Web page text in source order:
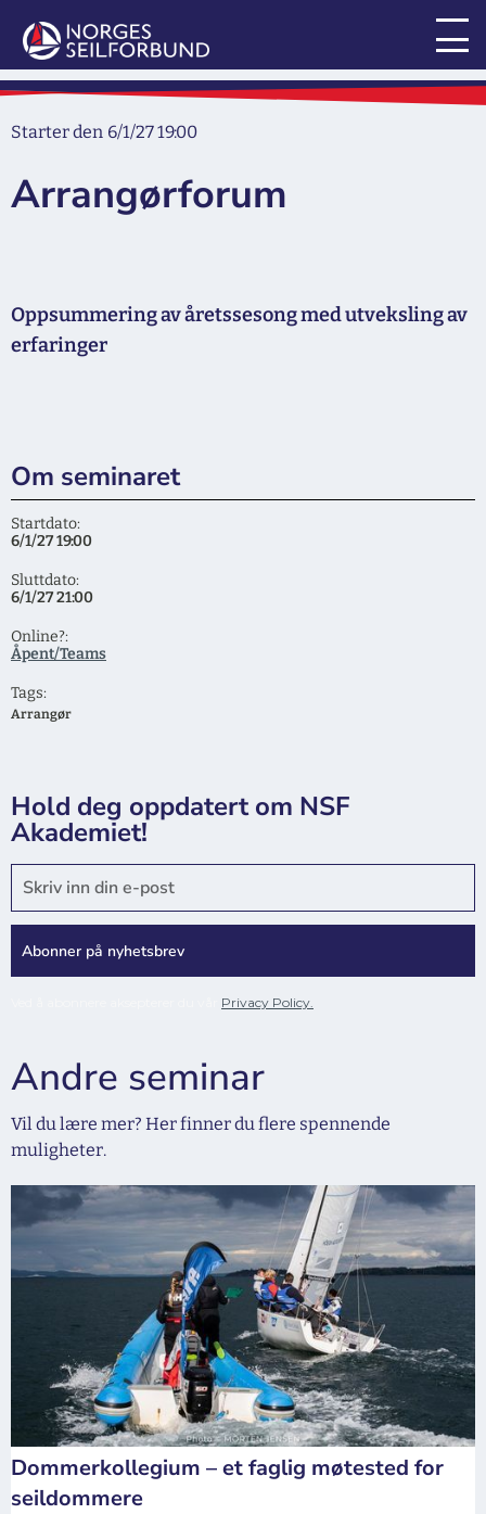
Starter den 6/1/27 19:00
Arrangørforum
Om seminaret
Startdato:
6/1/27 19:00
Sluttdato:
6/1/27 21:00
Online?:
Åpent/Teams
Tags:
Arrangør
Hold deg oppdatert om NSF
Akademiet!
Privacy Policy.
Oppsummering av åretssesong med utveksling av
erfaringer
Andre seminar
Vil du lære mer? Her finner du flere spennende
muligheter.
Dommerkollegium – et faglig møtested for
seildommere